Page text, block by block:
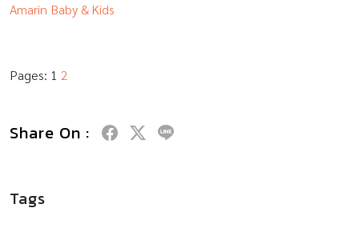
Amarin Baby & Kids
Pages: 1 2
Share On :
Tags